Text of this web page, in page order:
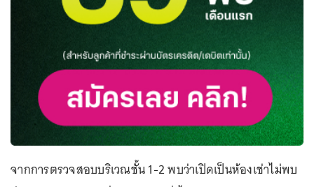
จากการตรวจสอบบริเวณชั้น 1-2 พบว่าเปิดเป็นห้องเช่าไม่พบ